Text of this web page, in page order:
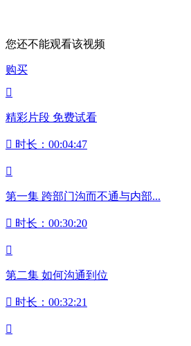
您还不能观看该视频
购买

精彩片段 免费试看
 时长：00:04:47

第一集 跨部门沟而不通与内部...
 时长：00:30:20

第二集 如何沟通到位
 时长：00:32:21
